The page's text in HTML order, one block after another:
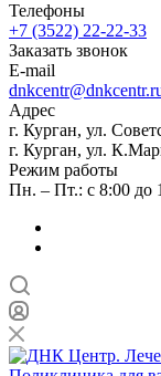
Телефоны
+7 (3522) 22-22-33
Заказать звонок
E-mail
Адрес
г. Курган, ул.
г. Курган, ул.
Режим работы
Пн. – Пт.: с 8:00 до